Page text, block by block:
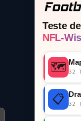
Teste
NFL-
🗺️
📋